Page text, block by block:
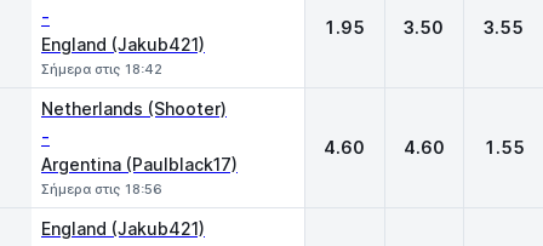
-
England (Jakub421)
Σήμερα στις 18:42
1.95 3.50 3.55
Netherlands (Shooter)
-
Argentina (Paulblack17)
Σήμερα στις 18:56
4.60 4.60 1.55
England (Jakub421)